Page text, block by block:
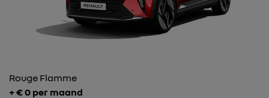
Rouge Flamme
+ €0 per maand